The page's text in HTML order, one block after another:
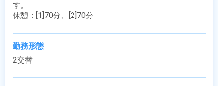
す。
休憩：[1]70分、[2]70分
勤務形態
2交替